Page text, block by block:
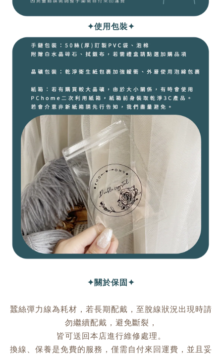
✦使用包裝✦
✦關於保固✦
蠶絲彈力線為耗材，若長期配戴，至脫線狀況出現時請
勿繼續配戴，避免斷裂，
皆可送回本店進行維修處理。
換線、保養是免費的服務，僅需自付來回運費，並且妥